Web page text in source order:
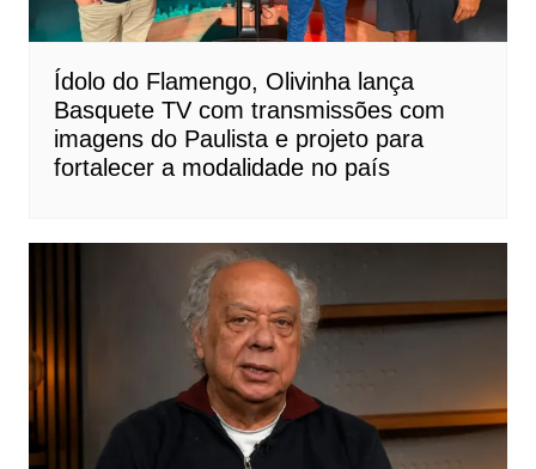
Ídolo do Flamengo, Olivinha lança
Basquete TV com transmissões com
imagens do Paulista e projeto para
fortalecer a modalidade no país